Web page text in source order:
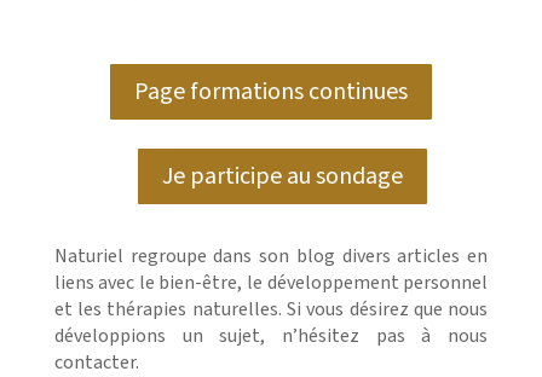
Page formations continues
Je participe au sondage
Naturiel regroupe dans son blog divers articles en
liens avec le bien-être, le développement personnel
et les thérapies naturelles. Si vous désirez que nous
développions un sujet, n’hésitez pas à nous
contacter.